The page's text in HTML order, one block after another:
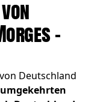
–
Deutschland
umgekehrten